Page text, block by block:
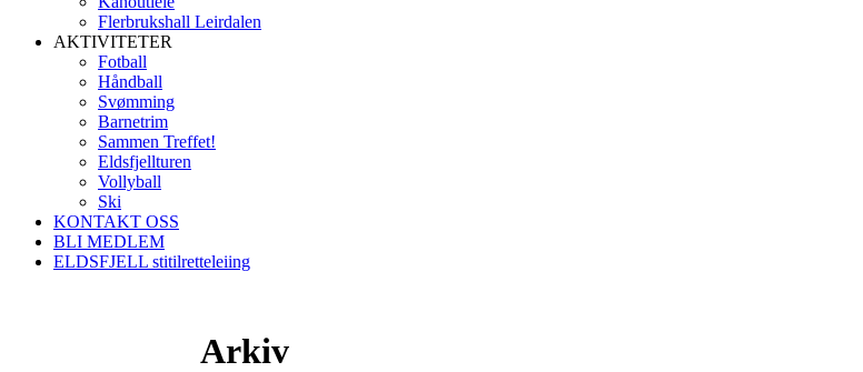
Flerbrukshall Leirdalen
AKTIVITETER
Fotball
Håndball
Svømming
Barnetrim
Sammen Treffet!
Eldsfjellturen
Vollyball
Ski
KONTAKT OSS
BLI MEDLEM
ELDSFJELL stitilretteleiing
Arkiv